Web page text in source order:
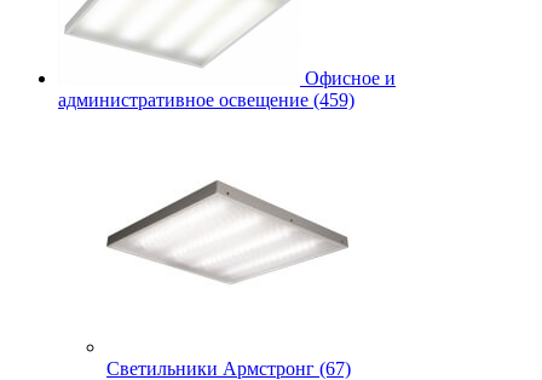
Офисное и
административное освещение (459)
Светильники Армстронг (67)